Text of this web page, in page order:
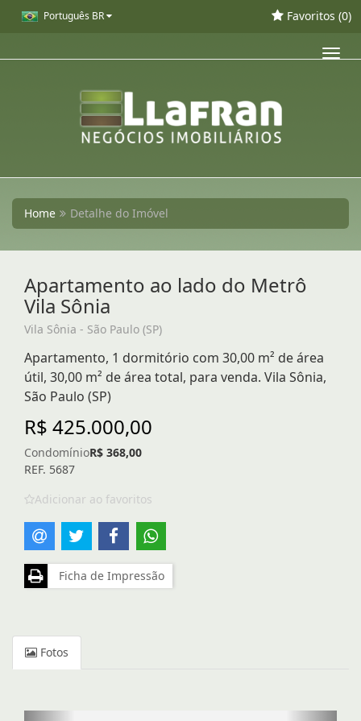
Português BR Favoritos (0)
Home Detalhe do Imóvel
Apartamento ao lado do Metrô
Vila Sônia
Vila Sônia - São Paulo (SP)
Apartamento, 1 dormitório com 30,00 m² de área
útil, 30,00 m² de área total, para venda. Vila Sônia,
São Paulo (SP)
R$ 425.000,00
CondomínioR$ 368,00
REF. 5687
Adicionar ao favoritos
Ficha de Impressão
Fotos